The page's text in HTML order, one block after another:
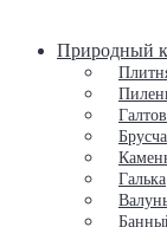
Природный
Галька